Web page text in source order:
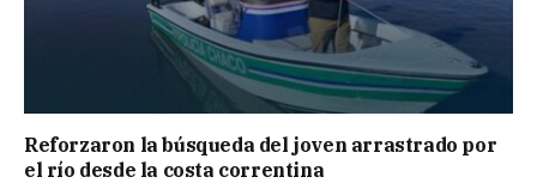
Reforzaron la búsqueda del joven arrastrado por
el río desde la costa correntina